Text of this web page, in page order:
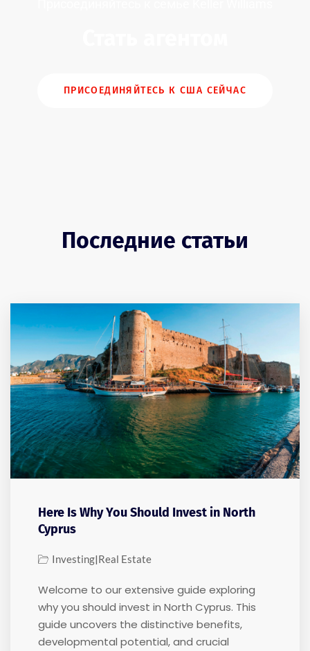
ПРИСОЕДИНЯЙТЕСЬ К США СЕЙЧАС
Последние статьи
Here Is Why You Should Invest in North
Cyprus
Investing|Real Estate
Welcome to our extensive guide exploring
why you should invest in North Cyprus. This
guide uncovers the distinctive benefits,
developmental potential, and crucial